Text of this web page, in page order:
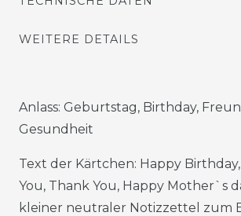
WEITERE DETAILS
Anlass: Geburtstag, Birthday,
Gesundheit
Text der Kärtchen: Happy
You, Thank You, Happy Mother`s
kleiner neutraler Notizzettel zum